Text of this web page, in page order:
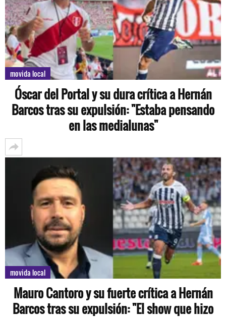
movida local
Óscar del Portal y su dura crítica a Hernán
Barcos tras su expulsión: "Estaba pensando
en las medialunas"
movida local
Mauro Cantoro y su fuerte crítica a Hernán
Barcos tras su expulsión: "El show que hizo